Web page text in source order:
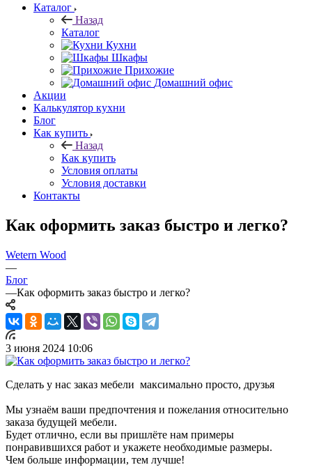
Каталог
Назад
Каталог
Кухни
Шкафы
Прихожие
Домашний офис
Акции
Калькулятор кухни
Блог
Как купить
Назад
Как купить
Условия оплаты
Условия доставки
Контакты
Как оформить заказ быстро и легко?
Wetern Wood
—
Блог
—Как оформить заказ быстро и легко?
3 июня 2024 10:06
Сделать у нас заказ мебели максимально просто, друзья
Мы узнаём ваши предпочтения и пожелания относительно
заказа будущей мебели.
Будет отлично, если вы пришлёте нам примеры
понравившихся работ и укажете необходимые размеры.
Чем больше информации, тем лучше!